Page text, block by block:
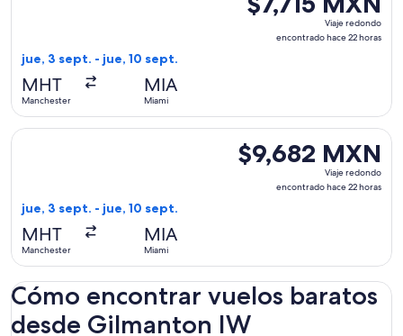
Viaje
redondo,
Viaje redondo
encontrado hace 22 horas
jue, 3 sept. - jue, 10 sept.
MHT
Manchester
MIA
Miami
$9,682 MXN
Viaje
redondo,
$9,682 MXN
Viaje redondo
encontrado hace 22 horas
jue, 3 sept. - jue, 10 sept.
MHT
Manchester
MIA
Miami
Seleccionar vuelo de United, con salida el jue, 3 sept.
Cómo encontrar vuelos baratos
desde Gilmanton IW